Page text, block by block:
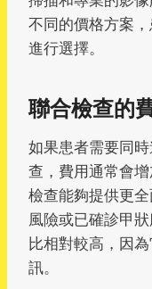
不同的價格方案
進行選擇。
聯合檢查的
如果患者需要同
查，費用通常會
檢查能夠提供更
風險或已確診甲
比相對較高，因
訊。